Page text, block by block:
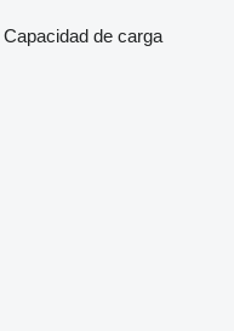
Capacidad de carga